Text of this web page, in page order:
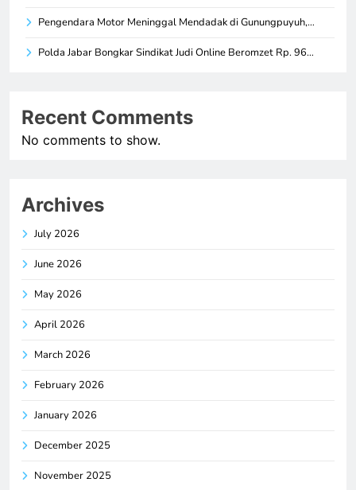
Pengendara Motor Meninggal Mendadak di Gunungpuyuh,…
Polda Jabar Bongkar Sindikat Judi Online Beromzet Rp. 96…
Recent Comments
No comments to show.
Archives
July 2026
June 2026
May 2026
April 2026
March 2026
February 2026
January 2026
December 2025
November 2025